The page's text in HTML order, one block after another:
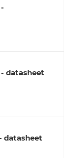
datasheet
datasheet